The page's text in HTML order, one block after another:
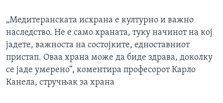
„Медитеранската исхрана е културно и важно
наследство. Не е само храната, туку начинот на кој
јадете, важноста на состојките, едноставниот
пристап. Оваа храна може да биде здрава, доколку
се јаде умерено“, коментира професорот Карло
Канела, стручњак за храна